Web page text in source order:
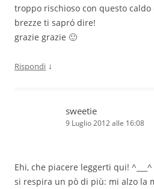
troppo rischioso con questo
brezze ti sapró dire!
grazie grazie 🙂
Rispondi ↓
sweetie
9 Luglio 2012 alle 16:08
Ehi, che piacere leggerti qui!
si respira un pò di più: mi alzo la